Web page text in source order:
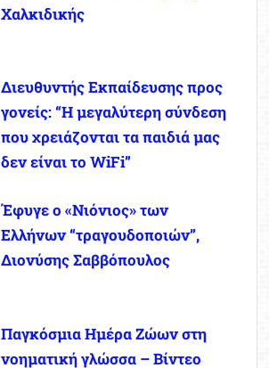
Χαλκιδικής
Διευθυντής Εκπαίδευσης προς
γονείς: “Η μεγαλύτερη σύνδεση
που χρειάζονται τα παιδιά μας
δεν είναι το WiFi”
Έφυγε ο «Νιόνιος» των
Ελλήνων “τραγουδοποιών”,
Διονύσης Σαββόπουλος
Παγκόσμια Ημέρα Ζώων στη
νοηματική γλώσσα – Βίντεο